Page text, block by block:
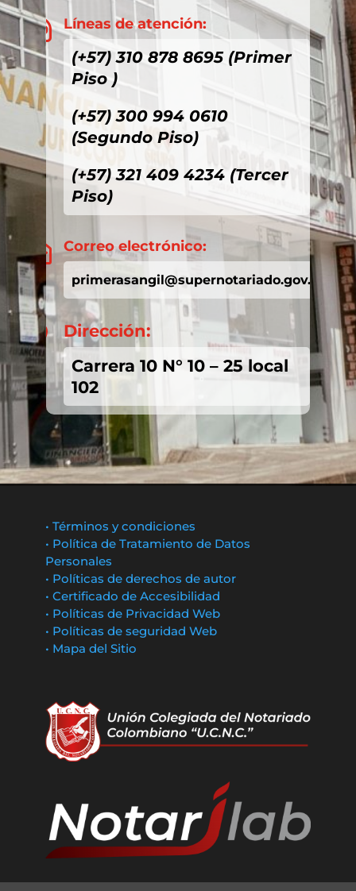
 Líneas de atención:
(+57) 310 878 8695 (Primer
Piso )
(+57) 300 994 0610
(Segundo Piso)
(+57) 321 409 4234 (Tercer
Piso)
 Correo electrónico:
primerasangil@supernotariado.gov.co

Dirección:
Carrera 10 N° 10 – 25 local
102
• Términos y condiciones
• Política de Tratamiento de Datos
Personales
• Políticas de derechos de autor
• Certificado de Accesibilidad
• Políticas de Privacidad Web
• Políticas de seguridad Web
• Mapa del Sitio